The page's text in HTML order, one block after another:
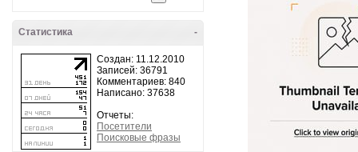
-
Статистика
Создан: 11.12.2010
Записей: 36791
Комментариев: 840
Написано: 37638
Отчеты:
Посетители
Поисковые фразы